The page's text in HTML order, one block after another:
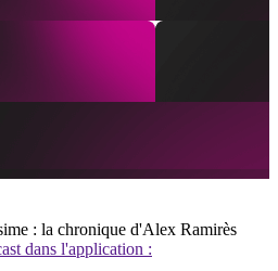
: la chronique d'Alex Ramirès
dans l'application :